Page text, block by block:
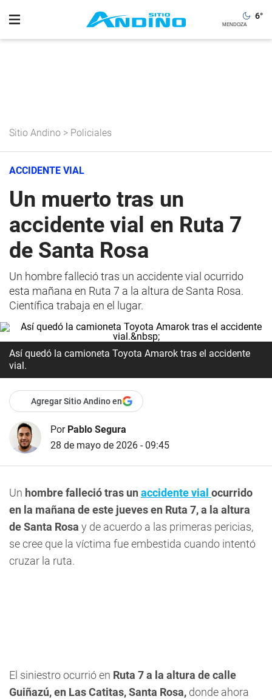
6°
Sitio Andino > Policiales
ACCIDENTE VIAL
Un muerto tras un
accidente vial en Ruta 7
de Santa Rosa
Un hombre falleció tras un accidente vial ocurrido
esta mañana en Ruta 7 a la altura de Santa Rosa.
Científica trabaja en el lugar.
Así quedó la camioneta Toyota Amarok tras el accidente
vial.
Agregar Sitio Andino en
Por Pablo Segura
28 de mayo de 2026 - 09:45
Un hombre falleció tras un accidente vial ocurrido
en la mañana de este jueves en Ruta 7, a la altura
de Santa Rosa y de acuerdo a las primeras pericias,
se cree que la víctima fue embestida cuando intentó
cruzar la ruta.
El siniestro ocurrió en Ruta 7 a la altura de calle
Guiñazú, en Las Catitas, Santa Rosa, donde ahora